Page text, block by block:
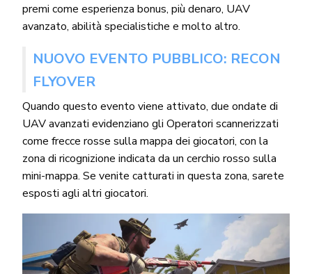
premi come esperienza bonus, più denaro, UAV
avanzato, abilità specialistiche e molto altro.
NUOVO EVENTO PUBBLICO: RECON
FLYOVER
Quando questo evento viene attivato, due ondate di
UAV avanzati evidenziano gli Operatori scannerizzati
come frecce rosse sulla mappa dei giocatori, con la
zona di ricognizione indicata da un cerchio rosso sulla
mini-mappa. Se venite catturati in questa zona, sarete
esposti agli altri giocatori.